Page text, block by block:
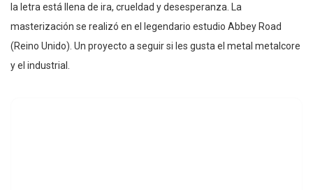
la letra está llena de ira, crueldad y desesperanza. La
masterización se realizó en el legendario estudio Abbey Road
(Reino Unido). Un proyecto a seguir si les gusta el metal metalcore
y el industrial.